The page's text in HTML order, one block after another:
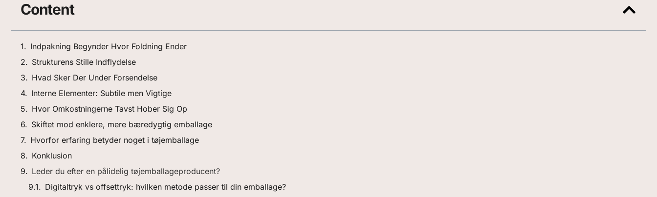
Content
Indpakning Begynder Hvor Foldning Ender
Strukturens Stille Indflydelse
Hvad Sker Der Under Forsendelse
Interne Elementer: Subtile men Vigtige
Hvor Omkostningerne Tavst Hober Sig Op
Skiftet mod enklere, mere bæredygtig emballage
Hvorfor erfaring betyder noget i tøjemballage
Konklusion
Leder du efter en pålidelig tøjemballageproducent?
Digitaltryk vs offsettryk: hvilken metode passer til din emballage?